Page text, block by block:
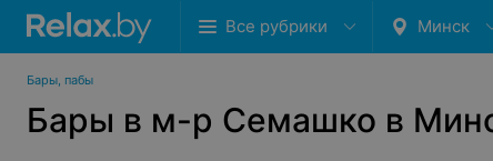
Все рубрики Минск
Бары, пабы
Бары в м-р Семашко в